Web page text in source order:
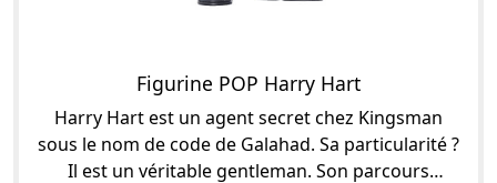
Figurine POP Harry Hart
Harry Hart est un agent secret chez Kingsman
sous le nom de code de Galahad. Sa particularité ?
Il est un véritable gentleman. Son parcours